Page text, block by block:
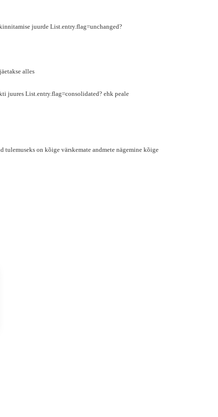
juurde List.entry.flag=unchanged?
alles
juures List.entry.flag=consolidated? ehk peale
on kõige värskemate andmete nägemine kõige